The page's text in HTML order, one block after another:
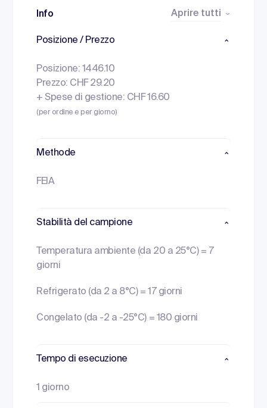
Info Aprire tutti
Posizione / Prezzo
Posizione: 1446.10
Prezzo: CHF 29.20
+ Spese di gestione: CHF 16.60
(per ordine e per giorno)
Methode
FEIA
Stabilità del campione
Temperatura ambiente (da 20 a 25°C) = 7
giorni
Refrigerato (da 2 a 8°C) = 17 giorni
Congelato (da -2 a -25°C) = 180 giorni
Tempo di esecuzione
1 giorno